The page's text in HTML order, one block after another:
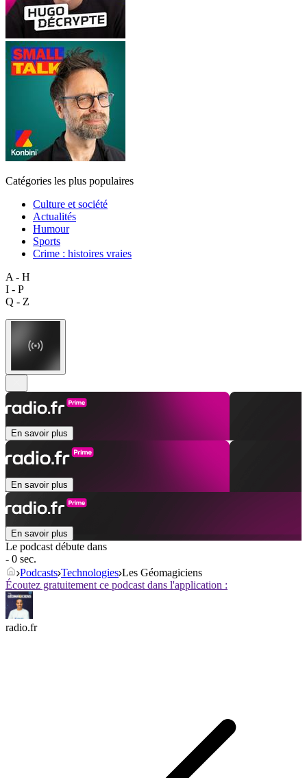
Catégories les plus populaires
Culture et société
Actualités
Humour
Sports
Crime : histoires vraies
A - H
I - P
Q - Z
En savoir plus
En savoir plus
En savoir plus
Le podcast débute dans
- 0 sec.
Podcasts Technologies Les Géomagiciens
Écoutez gratuitement ce podcast dans l'application :
radio.fr